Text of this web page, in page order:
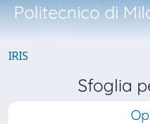
Politecnico di
IRIS
Sfoglia